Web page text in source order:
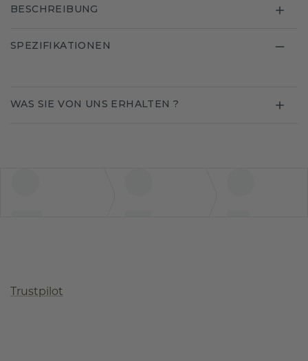
BESCHREIBUNG
SPEZIFIKATIONEN
WAS SIE VON UNS ERHALTEN ?
Trustpilot